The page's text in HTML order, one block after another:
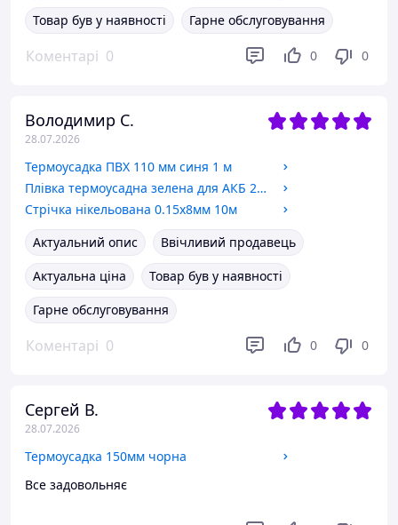
Товар був у наявності
Гарне обслуговування
Коментарі 0 0 0
Володимир С.
28.07.2026
Термоусадка ПВХ 110 мм синя 1 м
Плівка термоусадна зелена для АКБ 21700 (10шт)
Стрічка нікельована 0.15х8мм 10м
Актуальний опис
Ввічливий продавець
Актуальна ціна
Товар був у наявності
Гарне обслуговування
Коментарі 0 0 0
Сергей В.
28.07.2026
Термоусадка 150мм чорна
Все задовольняє